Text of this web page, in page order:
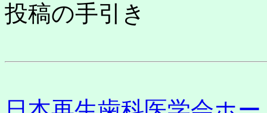
投稿の手引き